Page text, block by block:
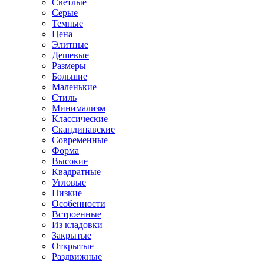
Светлые
Серые
Темные
Цена
Элитные
Дешевые
Размеры
Большие
Маленькие
Стиль
Минимализм
Классические
Скандинавские
Современные
Форма
Высокие
Квадратные
Угловые
Низкие
Особенности
Встроенные
Из кладовки
Закрытые
Открытые
Раздвижные